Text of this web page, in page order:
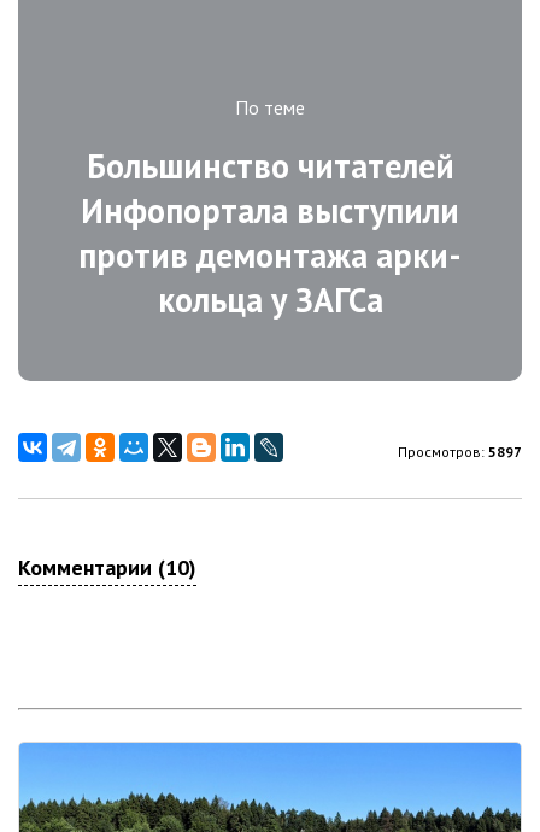
По теме
Большинство читателей
Инфопортала выступили
против демонтажа арки-
кольца у ЗАГСа
Просмотров: 5897
Комментарии (10)